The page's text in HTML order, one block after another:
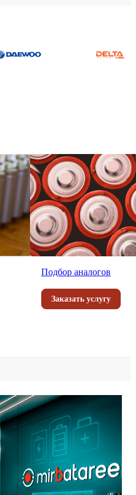
Подбор аналогов
Заказать услугу